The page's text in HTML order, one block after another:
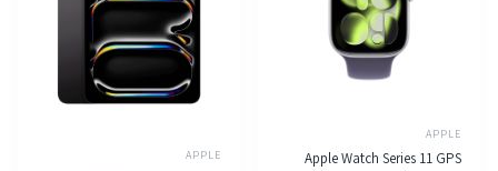
APPLE
Apple Watch Series 11 GPS
APPLE